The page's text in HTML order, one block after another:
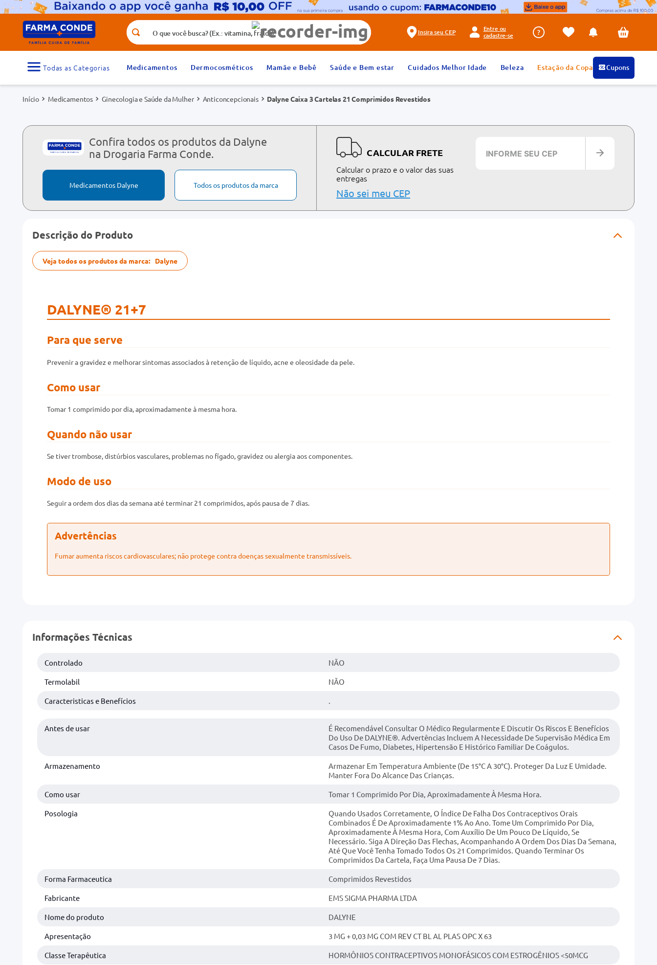
O que você busca? (Ex.: vitamina, fralda)
Insira seu CEP
Entre ou
cadastre-se
Medicamentos Dermocosméticos Mamãe e Bebê Saúde e Bem estar Cuidados Melhor Idade Beleza Estação da Copa Cupons
Medicamentos Ginecologia e Saúde da Mulher Anticoncepcionais Dalyne Caixa 3 Cartelas 21 Comprimidos Revestidos
Confira todos os produtos da Dalyne
na Drogaria Farma Conde.
Medicamentos Dalyne Todos os produtos da marca
CALCULAR FRETE
Calcular o prazo e o valor das suas
entregas
Não sei meu CEP
Descrição do Produto
Veja todos os produtos da marca: Dalyne
DALYNE® 21+7
Para que serve
Prevenir a gravidez e melhorar sintomas associados à retenção de líquido, acne e oleosidade da pele.
Como usar
Tomar 1 comprimido por dia, aproximadamente à mesma hora.
Quando não usar
Se tiver trombose, distúrbios vasculares, problemas no fígado, gravidez ou alergia aos componentes.
Modo de uso
Seguir a ordem dos dias da semana até terminar 21 comprimidos, após pausa de 7 dias.
Advertências
Fumar aumenta riscos cardiovasculares; não protege contra doenças sexualmente transmissíveis.
Informações Técnicas
Controlado NÃO
Termolabil NÃO
Caracteristicas e Benefícios .
Antes de usar
É Recomendável Consultar O Médico Regularmente E Discutir Os Riscos E Benefícios
Do Uso De DALYNE®. Advertências Incluem A Necessidade De Supervisão Médica Em
Casos De Fumo, Diabetes, Hipertensão E Histórico Familiar De Coágulos.
Armazenamento
Armazenar Em Temperatura Ambiente (de 15°C A 30°C). Proteger Da Luz E Umidade.
Manter Fora Do Alcance Das Crianças.
Como usar Tomar 1 Comprimido Por Dia, Aproximadamente À Mesma Hora.
Posologia
Quando Usados Corretamente, O Índice De Falha Dos Contraceptivos Orais
Combinados É De Aproximadamente 1% Ao Ano. Tome Um Comprimido Por Dia,
Aproximadamente À Mesma Hora, Com Auxílio De Um Pouco De Líquido, Se
Necessário. Siga A Direção Das Flechas, Acompanhando A Ordem Dos Dias Da Semana,
Até Que Você Tenha Tomado Todos Os 21 Comprimidos. Quando Terminar Os
Comprimidos Da Cartela, Faça Uma Pausa De 7 Dias.
Forma Farmaceutica Comprimidos Revestidos
Fabricante EMS SIGMA PHARMA LTDA
Nome do produto DALYNE
Apresentação 3 MG + 0,03 MG COM REV CT BL AL PLAS OPC X 63
Classe Terapêutica HORMÔNIOS CONTRACEPTIVOS MONOFÁSICOS COM ESTROGÊNIOS <50MCG
Termos mais buscados
1
medicamento 2º
fralda
5º dipirona 6º
absorvente